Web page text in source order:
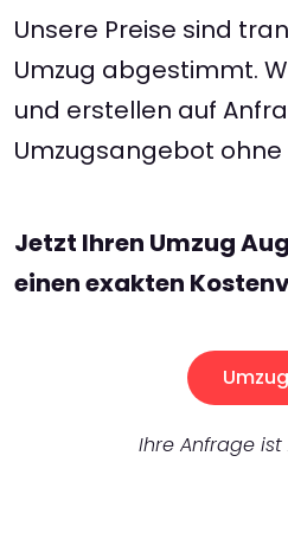
Unsere Preise sind
Umzug abgestimmt.
und erstellen auf
Umzugsangebot
Jetzt Ihren Umzug
einen exakten
Ihre Anfrage ist